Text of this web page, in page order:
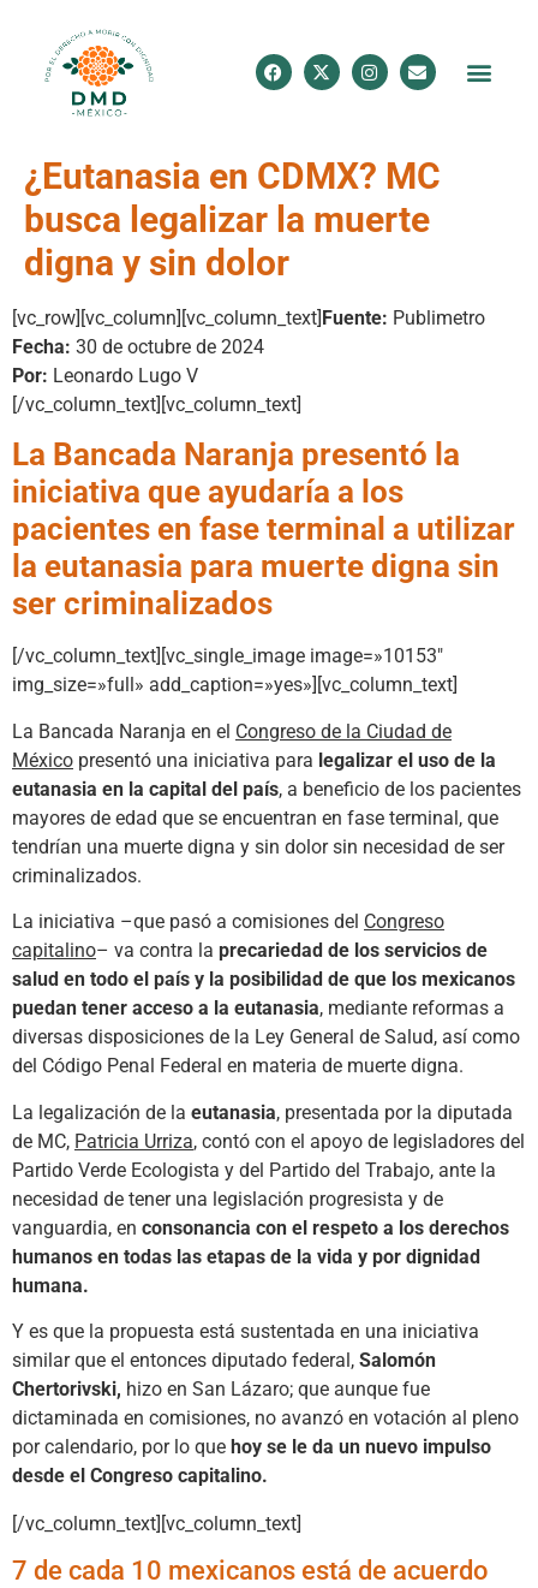
¿Eutanasia en CDMX? MC
busca legalizar la muerte
digna y sin dolor
[vc_row][vc_column][vc_column_text]Fuente: Publimetro
Fecha: 30 de octubre de 2024
Por: Leonardo Lugo V
[/vc_column_text][vc_column_text]
La Bancada Naranja presentó la
iniciativa que ayudaría a los
pacientes en fase terminal a utilizar
la eutanasia para muerte digna sin
ser criminalizados
[/vc_column_text][vc_single_image image=»10153″
img_size=»full» add_caption=»yes»][vc_column_text]
La Bancada Naranja en el Congreso de la Ciudad de
México presentó una iniciativa para legalizar el uso de la
eutanasia en la capital del país, a beneficio de los pacientes
mayores de edad que se encuentran en fase terminal, que
tendrían una muerte digna y sin dolor sin necesidad de ser
criminalizados.
La iniciativa –que pasó a comisiones del Congreso
capitalino– va contra la precariedad de los servicios de
salud en todo el país y la posibilidad de que los mexicanos
puedan tener acceso a la eutanasia, mediante reformas a
diversas disposiciones de la Ley General de Salud, así como
del Código Penal Federal en materia de muerte digna.
La legalización de la eutanasia, presentada por la diputada
de MC, Patricia Urriza, contó con el apoyo de legisladores del
Partido Verde Ecologista y del Partido del Trabajo, ante la
necesidad de tener una legislación progresista y de
vanguardia, en consonancia con el respeto a los derechos
humanos en todas las etapas de la vida y por dignidad
humana.
Y es que la propuesta está sustentada en una iniciativa
similar que el entonces diputado federal, Salomón
Chertorivski, hizo en San Lázaro; que aunque fue
dictaminada en comisiones, no avanzó en votación al pleno
por calendario, por lo que hoy se le da un nuevo impulso
desde el Congreso capitalino.
[/vc_column_text][vc_column_text]
7 de cada 10 mexicanos está de acuerdo